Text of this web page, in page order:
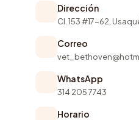
Dirección
Cl. 153 #17-62,
Correo
WhatsApp
314 205 7743
Horario